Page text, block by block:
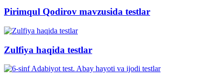
Pirimqul Qodirov mavzusida testlar
Zulfiya haqida testlar